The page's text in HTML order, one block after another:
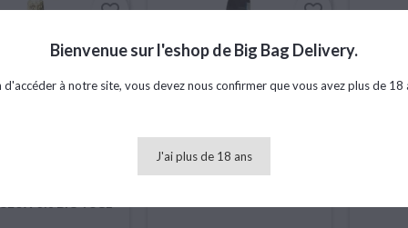
favorite_border
PROSECCO CA'NERI - 11%
favorite_border
Bienvenue sur l'eshop de Big Bag Delivery.
d'accéder à notre site, vous devez nous confirmer que vous avez plus de 18
J'ai plus de 18 ans